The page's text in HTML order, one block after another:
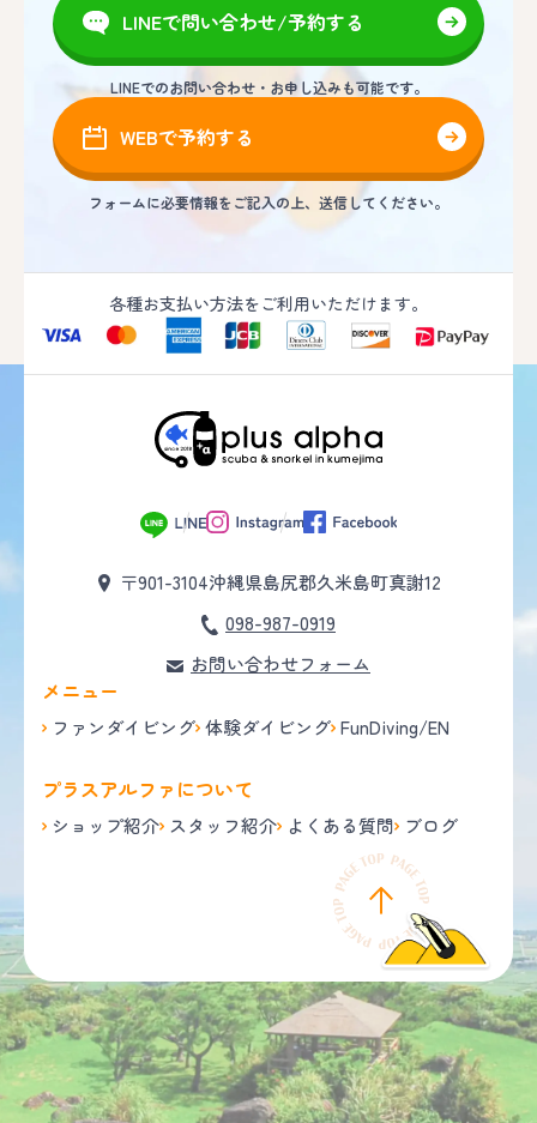
LINEで問い合わせ/予約する
LINEでのお問い合わせ・お申し込みも可能です。
WEBで予約する
フォームに必要情報をご記入の上、送信してください。
各種お支払い方法をご利用いただけます。
〒901-3104沖縄県島尻郡久米島町真謝12
098-987-0919
お問い合わせフォーム
メニュー
ファンダイビング 体験ダイビング FunDiving/EN
プラスアルファについて
ショップ紹介 スタッフ紹介 よくある質問 ブログ